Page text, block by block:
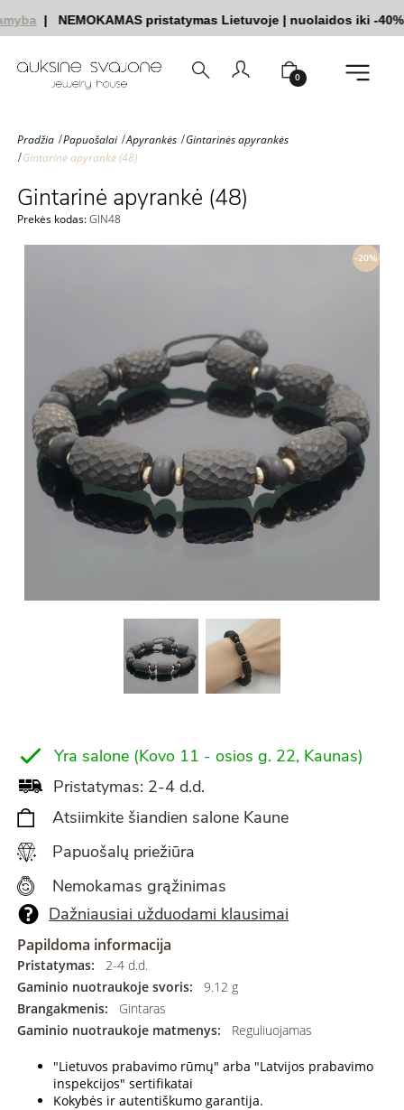
| NEMOKAMAS pristatymas Lietuvoje| nuolaidos iki -40%
0
Pradžia Papuošalai Apyrankės
Gintarinės apyrankės
Gintarinė apyrankė (48)
Gintarinė apyrankė (48)
Prekės kodas:GIN48
-20%
Yra salone (Kovo 11 - osios g. 22, Kaunas)
Pristatymas: 2-4 d.d.
Atsiimkite šiandien salone Kaune
Papuošalų priežiūra
Nemokamas grąžinimas
Dažniausiai užduodami klausimai
Papildoma informacija
Pristatymas:
2-4 d.d.
Gaminio nuotraukoje svoris:
9.12 g
Brangakmenis:
Gintaras
Gaminio nuotraukoje matmenys:
Reguliuojamas
"Lietuvos prabavimo rūmų" arba "Latvijos prabavimo
inspekcijos" sertifikatai
Kokybės ir autentiškumo garantija.